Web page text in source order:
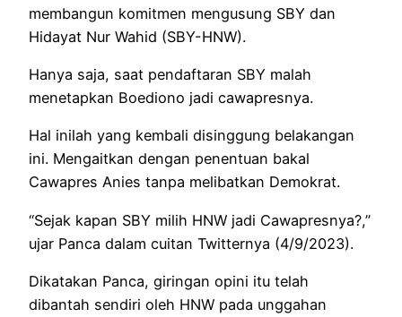
membangun komitmen mengusung SBY dan
Hidayat Nur Wahid (SBY-HNW).
Hanya saja, saat pendaftaran SBY malah
menetapkan Boediono jadi cawapresnya.
Hal inilah yang kembali disinggung belakangan
ini. Mengaitkan dengan penentuan bakal
Cawapres Anies tanpa melibatkan Demokrat.
“Sejak kapan SBY milih HNW jadi Cawapresnya?,”
ujar Panca dalam cuitan Twitternya (4/9/2023).
Dikatakan Panca, giringan opini itu telah
dibantah sendiri oleh HNW pada unggahan